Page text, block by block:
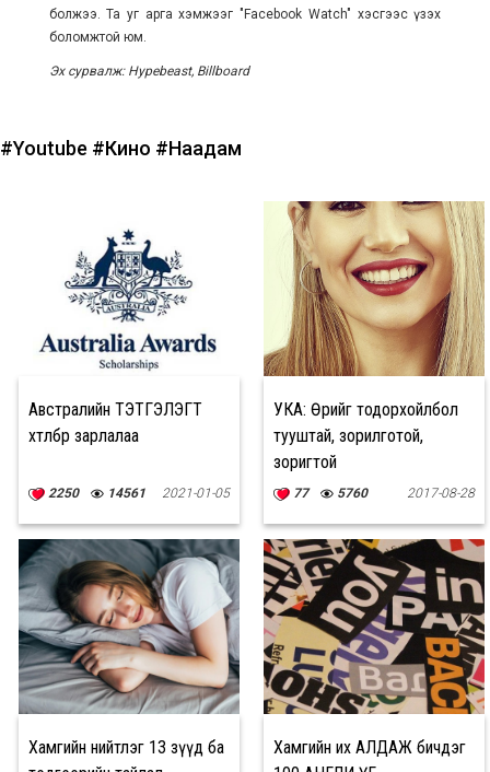
болжээ. Та уг арга хэмжээг "Facebook Watch" хэсгээс үзэх
боломжтой юм.
Эх сурвалж: Hypebeast, Billboard
#Youtube #Кино #Наадам
Австралийн ТЭТГЭЛЭГТ
хөтөлбөр зарлалаа
2250 14561 2021-01-05
УКА: Өөрийгөө тодорхойлбол
тууштай, зорилготой,
зоригтой
77 5760 2017-08-28
Хамгийн нийтлэг 13 зүүд ба
Хамгийн их АЛДАЖ бичдэг